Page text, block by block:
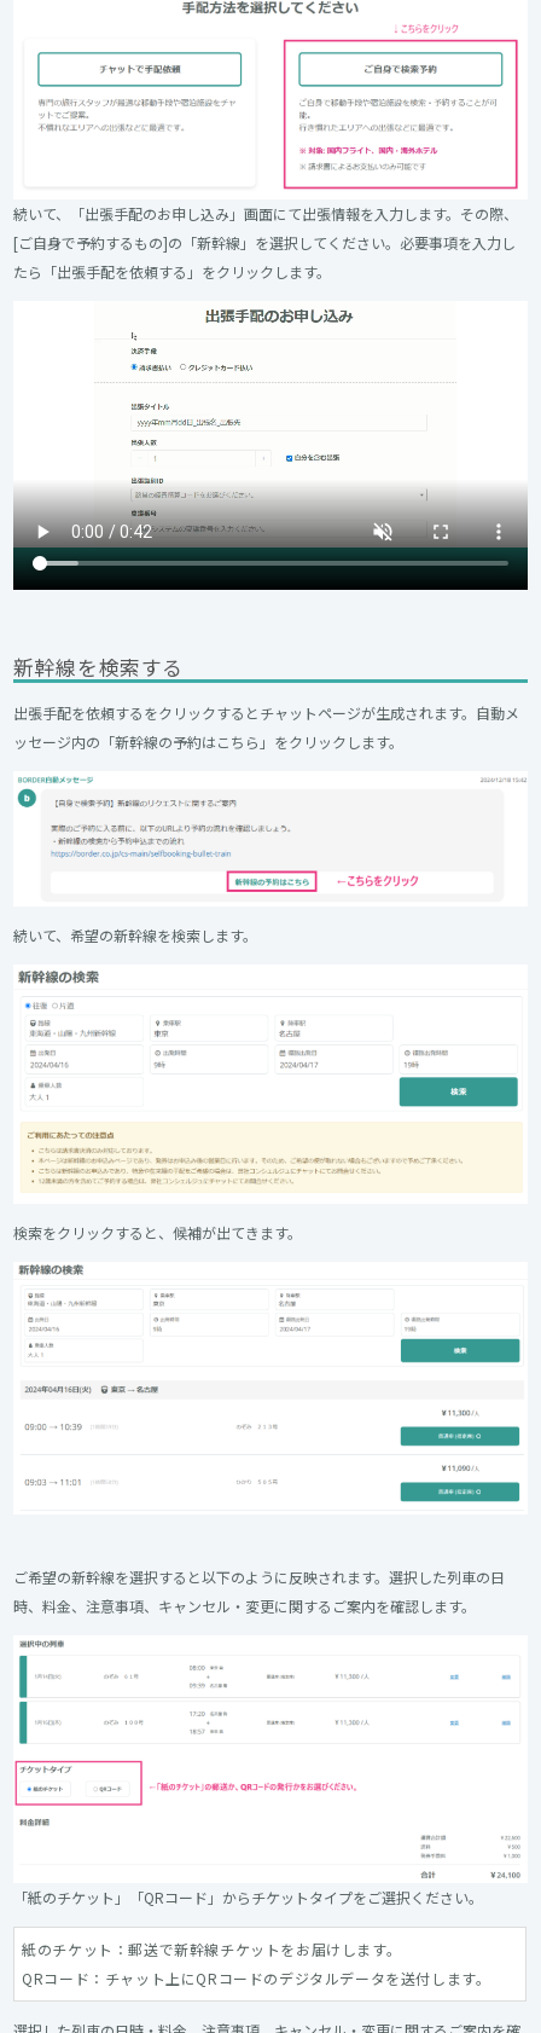
続いて、「出張手配のお申し込み」画面にて出張情報を入力します。その際、
[ご自身で予約するもの]の「新幹線」を選択してください。必要事項を入力し
たら「出張手配を依頼する」をクリックします。
新幹線を検索する
出張手配を依頼するをクリックするとチャットページが生成されます。自動メ
ッセージ内の「新幹線の予約はこちら」をクリックします。
続いて、希望の新幹線を検索します。
検索をクリックすると、候補が出てきます。
ご希望の新幹線を選択すると以下のように反映されます。選択した列車の日
時、料金、注意事項、キャンセル・変更に関するご案内を確認します。
「紙のチケット」「QRコード」からチケットタイプをご選択ください。
紙のチケット：郵送で新幹線チケットをお届けします。
QRコード：チャット上にQRコードのデジタルデータを送付します。